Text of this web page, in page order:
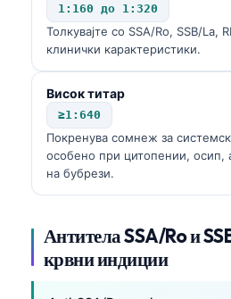
1:160 до 1:320
Толкувајте со SSA/Ro, SSB/La,
клинички карактеристики.
Висок титар
≥1:640
Покренува сомнеж за
особено при цитопении, осип,
на бубрези.
Антитела SSA/Ro и
крвни индиции